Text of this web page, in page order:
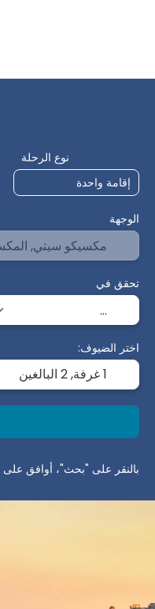
نوع الرحلة
الوجهة
تحقق في
اختر الضيوف:
1 غرفة, 2 البالغين
بالنقر على "بحث"، أوافق على